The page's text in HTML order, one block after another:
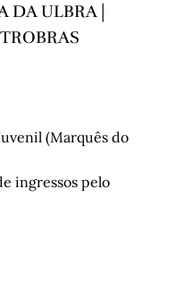
DA ULBRA |
(Marquês do
ingressos pelo